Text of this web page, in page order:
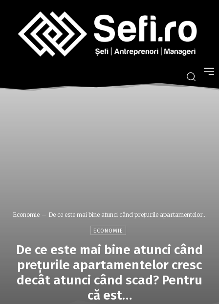
Economie De ce este mai bine atunci când preţurile apartamentelor...
ECONOMIE
De ce este mai bine atunci când
preţurile apartamentelor cresc
decât atunci când scad? Pentru
că est…